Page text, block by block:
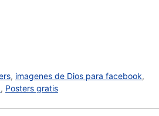
, imagenes de Dios para facebook,
, Posters gratis